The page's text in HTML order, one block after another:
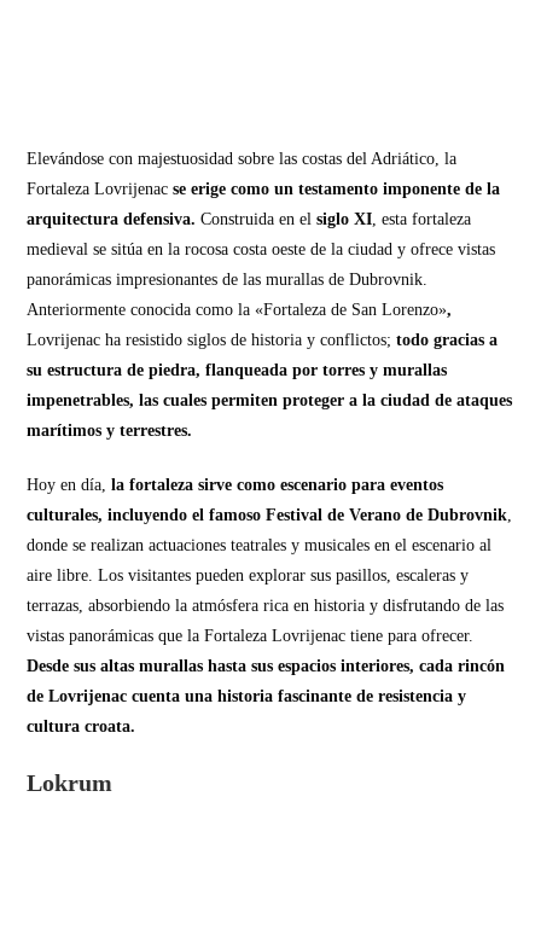
Elevándose con majestuosidad sobre las costas del Adriático, la
Fortaleza Lovrijenacse erige como un testamento imponente de la
arquitectura defensiva. Construida en el siglo XI, esta fortaleza
medieval se sitúa en la rocosa costa oeste de la ciudad y ofrece vistas
panorámicas impresionantes de las murallas de Dubrovnik.
Anteriormente conocida como la «Fortaleza de San Lorenzo»,
Lovrijenac ha resistido siglos de historia y conflictos;todo gracias a
su estructura de piedra, flanqueada por torres y murallas
impenetrables, las cuales permiten proteger a la ciudad de ataques
marítimos y terrestres.
Hoy en día, la fortaleza sirve como escenario para eventos
culturales, incluyendo el famoso Festival de Verano de Dubrovnik,
donde se realizan actuaciones teatrales y musicales en el escenario al
aire libre. Los visitantes pueden explorar sus pasillos, escaleras y
terrazas, absorbiendo la atmósfera rica en historia y disfrutando de las
vistas panorámicas que la Fortaleza Lovrijenac tiene para ofrecer.
Desde sus altas murallas hasta sus espacios interiores, cada rincón
de Lovrijenac cuenta una historia fascinante de resistencia y
cultura croata.
Lokrum